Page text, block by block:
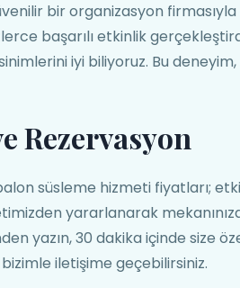
bir organizasyon firmasıyla
başarılı etkinlik
iyi biliyoruz. Bu
Rezervasyon
süsleme hizmeti fiyatları;
yararlanarak
yazın, 30 dakika içinde size
iletişime geçebilirsiniz.